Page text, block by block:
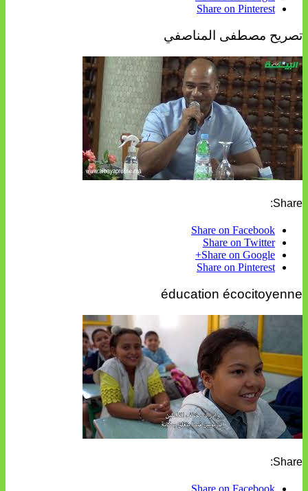
Share on Pinterest
تصريح مصطفى المناصفي
Share:
Share on Facebook
Share on Twitter
Share on Google+
Share on Pinterest
éducation écocitoyenne
Share: